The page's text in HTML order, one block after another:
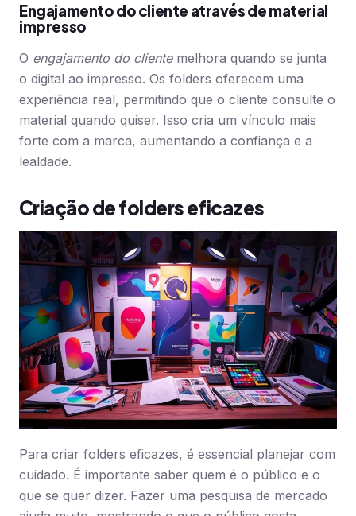
Engajamento do cliente através de material
impresso
O engajamento do clientemelhora quando se junta
o digital ao impresso. Os folders oferecem uma
experiência real, permitindo que o cliente consulte o
material quando quiser. Isso cria um vínculo mais
forte com a marca, aumentando a confiança e a
lealdade.
Criação de folders eficazes
Para criar folders eficazes, é essencial planejar com
cuidado. É importante saber quem é o público e o
que se quer dizer. Fazer uma pesquisa de mercado